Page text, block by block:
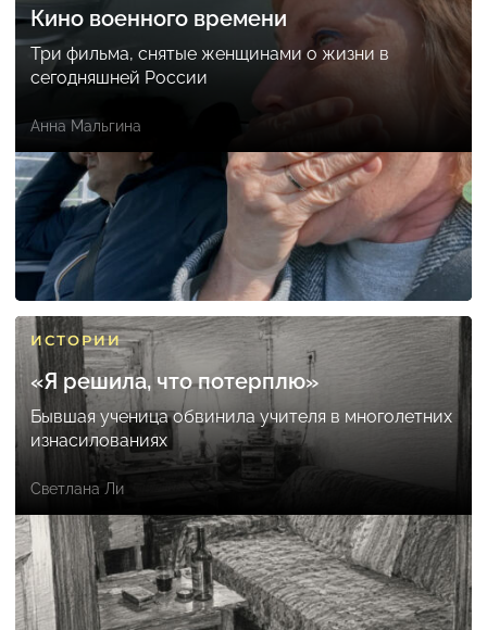
Кино военного времени
Три фильма, снятые женщинами о жизни в
сегодняшней России
Анна Мальгина
ИСТОРИИ
«Я решила, что потерплю»
Бывшая ученица обвинила учителя в многолетних
изнасилованиях
Светлана Ли